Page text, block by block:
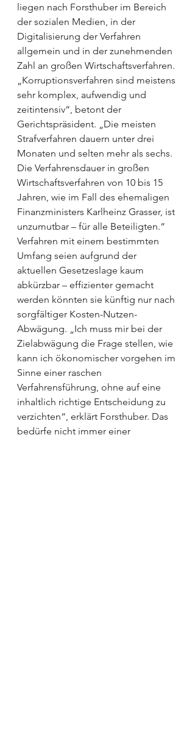
liegen nach Forsthuber im Bereich
der sozialen Medien, in der
Digitalisierung der Verfahren
allgemein und in der zunehmenden
Zahl an großen Wirtschaftsverfahren.
„Korruptionsverfahren sind meistens
sehr komplex, aufwendig und
zeitintensiv“, betont der
Gerichtspräsident. „Die meisten
Strafverfahren ­dauern unter drei
Monaten und selten mehr als sechs.
Die Verfahrensdauer in großen
Wirtschaftsverfahren von 10 bis 15
Jahren, wie im Fall des ehemaligen
Finanzministers Karlheinz Grasser, ist
unzumutbar – für alle Beteiligten.“
Verfahren mit einem bestimmten
Umfang seien aufgrund der
aktuellen Gesetzeslage kaum
abkürzbar – effi­zienter gemacht
werden könnten sie künftig nur nach
sorgfältiger Kosten-Nutzen-
Abwägung. „Ich muss mir bei der
Zielabwägung die Frage stellen, wie
kann ich ökonomischer vorgehen im
Sinne einer raschen
Verfahrensführung, ohne auf eine
inhaltlich richtige Entscheidung zu
verzichten“, erklärt Forsthuber. Das
bedürfe nicht immer einer